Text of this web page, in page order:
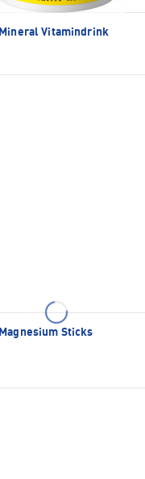
Mineral Vitamindrink
Magnesium Sticks